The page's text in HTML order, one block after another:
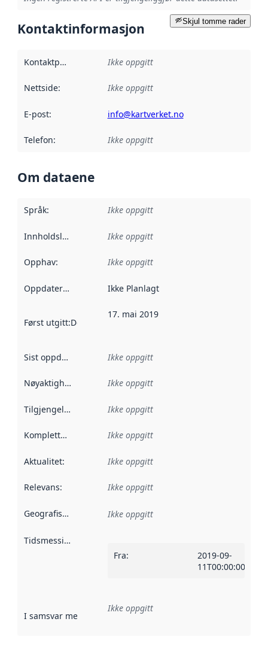
Skjul tomme rader
Kontaktinformasjon
Kontaktpunkt Ikke oppgitt
Nettside: Ikke oppgitt
E-post: info@kartverket.no
Telefon: Ikke oppgitt
Om dataene
Språk: Ikke oppgitt
Innholdsleverandører :
Ikke oppgitt
Opphav: Ikke oppgitt
Oppdateringsfrekvens :
Ikke Planlagt
Først utgitt:Denne datoen sier når dataene i dette
17. mai 2019
Sist oppdatert Ikke oppgitt
Nøyaktighet Ikke oppgitt
Tilgjengelighet Ikke oppgitt
Kompletthet Ikke oppgitt
Aktualitet: Ikke oppgitt
Relevans: Ikke oppgitt
Geografisk avgrensning :
Ikke oppgitt
Tidsmessig avgrensning
Fra:
2019-09-
11T00:00:00Z
I samsvar med Referanse til en implementasjonsregel
Ikke oppgitt